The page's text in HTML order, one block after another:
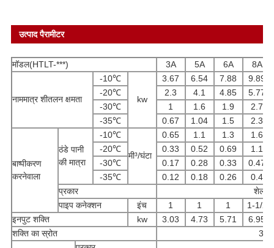
उत्पाद पैरामीटर
मॉडल(HTLT-***) 3A 5A 6A 8A
नाममात्र शीतलन क्षमता
-10℃
kw
3.67 6.54 7.88
9.89
-20℃
2.3 4.1 4.85
5.77
-30℃
1 1.6 1.9
2.7
-35℃
0.67 1.04 1.5 2.3
बाष्पीकरण
करनेवाला
ठंडे पानी
की मात्रा
-10℃
मी³/घंटा
0.65 1.1 1.3
1.6
-20℃
0.33 0.52 0.69
1.1
-30℃
0.17 0.28 0.33
0.47
-35℃
0.12 0.18 0.26
0.4
प्रकार
शेल
पाइप कनेक्शन
इंच 1 1 1
1-1/2
इनपुट शक्ति
kw 3.03 4.73 5.71
6.95
शक्ति का स्रोत